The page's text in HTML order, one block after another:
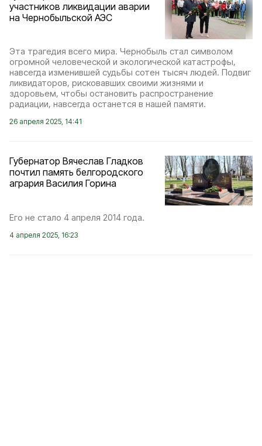
участников ликвидации аварии
на Чернобыльской АЭС
Эта трагедия всего мира. Чернобыль стал символом
огромной человеческой и экологической катастрофы,
навсегда изменившей судьбы сотен тысяч людей. Подвиг
ликвидаторов, рисковавших своими жизнями и
здоровьем, чтобы остановить распространение
радиации, навсегда останется в нашей памяти.
26 апреля 2025, 14:41
Губернатор Вячеслав Гладков
почтил память белгородского
агрария Василия Горина
Его не стало 4 апреля 2014 года.
4 апреля 2025, 16:23